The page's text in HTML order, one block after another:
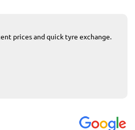
prices and quick tyre exchange.